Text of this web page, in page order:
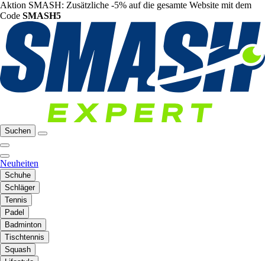
Aktion SMASH: Zusätzliche -5% auf die gesamte Website mit dem
Code SMASH5
Suchen
Neuheiten
Schuhe
Schläger
Tennis
Padel
Badminton
Tischtennis
Squash